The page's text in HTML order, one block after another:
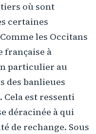
où sont
certaines
les Occitans
française à
particulier au
des banlieues
est ressenti
déracinée à qui
de rechange. Sous